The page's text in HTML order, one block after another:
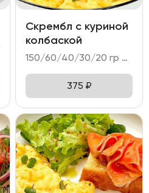
Скрембл с куриной
колбаской
150/60/40/30/20 гр Состав: - яйцо куриное (3 шт); - колбаска куриная; - тартин пшеничный; - намазка из печеного перца; - микс салата.
375 ₽